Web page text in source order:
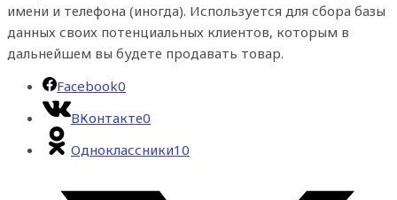
имени и телефона (иногда). Используется для сбора базы
данных своих потенциальных клиентов, которым в
дальнейшем вы будете продавать товар.
Facebook0
ВКонтакте0
Одноклассники10